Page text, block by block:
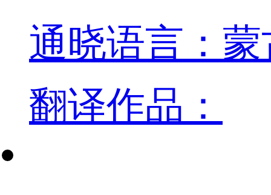
通晓语言：
翻译作品：